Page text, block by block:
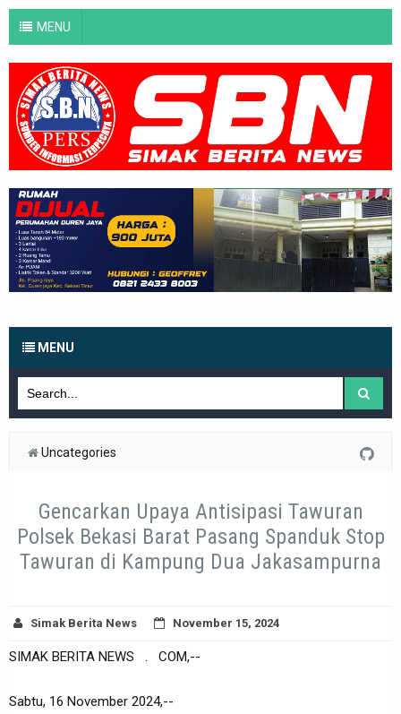
MENU
MENU
Uncategories
Gencarkan Upaya Antisipasi Tawuran
Polsek Bekasi Barat Pasang Spanduk Stop
Tawuran di Kampung Dua Jakasampurna
Simak Berita News November 15, 2024
SIMAK BERITA NEWS . COM,--
Sabtu, 16 November 2024,--